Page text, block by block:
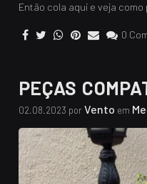
Então cola aqui e veja
0
PEÇAS
02.08.2023 porVento em